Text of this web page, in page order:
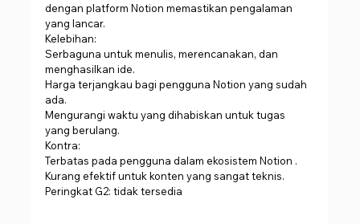
dengan platform Notion memastikan pengalaman
yang lancar.
Kelebihan:
Serbaguna untuk menulis, merencanakan, dan
menghasilkan ide.
Harga terjangkau bagi pengguna Notion yang sudah
ada.
Mengurangi waktu yang dihabiskan untuk tugas
yang berulang.
Kontra:
Terbatas pada pengguna dalam ekosistem Notion .
Kurang efektif untuk konten yang sangat teknis.
Peringkat G2: tidak tersedia